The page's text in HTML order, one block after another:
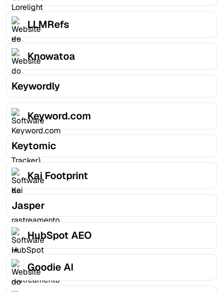
LLMRefs
Knowatoa
Keywordly
Keyword.com
Keytomic
Kai Footprint
Jasper
HubSpot AEO
Goodie AI